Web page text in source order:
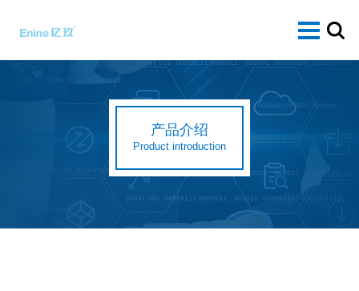
产品介绍
Product introduction